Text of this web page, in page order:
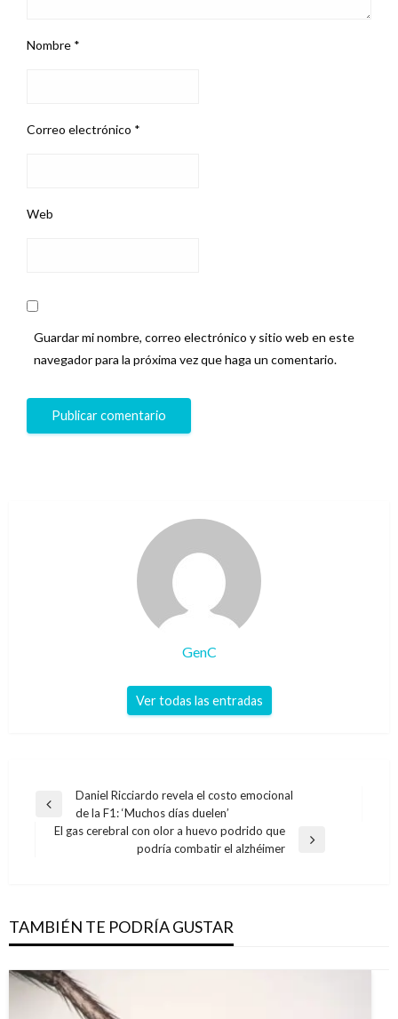
Nombre *
Correo electrónico *
Web
Guardar mi nombre, correo electrónico y sitio web en este
navegador para la próxima vez que haga un comentario.
GenC
Ver todas las entradas
Navegación
de
Entrada
anterior
Daniel Ricciardo revela el costo emocional
de la F1: ‘Muchos días duelen’
El gas cerebral con olor a huevo podrido que
podría combatir el alzhéimer
TAMBIÉN TE PODRÍA GUSTAR